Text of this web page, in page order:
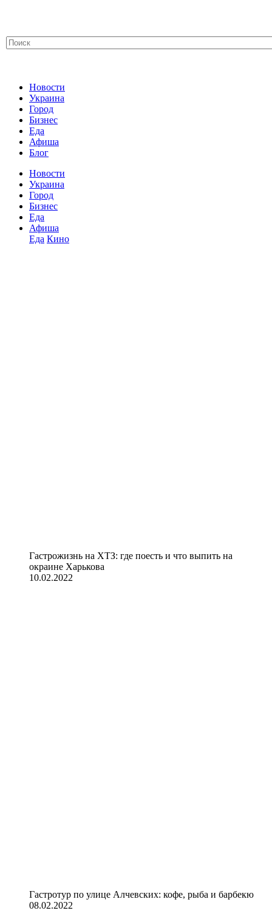
Новости
Украина
Город
Бизнес
Еда
Афиша
Блог
Новости
Украина
Город
Бизнес
Еда
Афиша
Еда Кино
Гастрожизнь на ХТЗ: где поесть и что выпить на
окраине Харькова
10.02.2022
Гастротур по улице Алчевских: кофе, рыба и барбекю
08.02.2022